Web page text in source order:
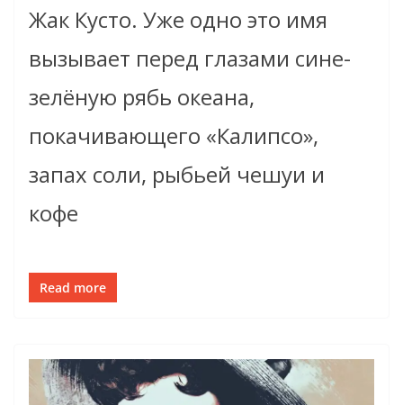
Жак Кусто. Уже одно это имя
вызывает перед глазами сине-
зелёную рябь океана,
покачивающего «Калипсо»,
запах соли, рыбьей чешуи и
кофе
Read more